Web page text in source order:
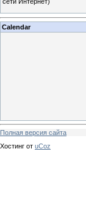
Calendar
Полная версия сайта
Хостинг от uCoz